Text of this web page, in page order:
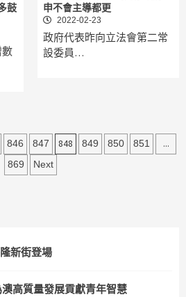
鼓
申不會主導都更
2022-02-23
政府代表昨向立法會第二常
設委員…
846 847 848 849 850 851 ...
869 Next
新街登場
高質量發展貢獻青年智慧